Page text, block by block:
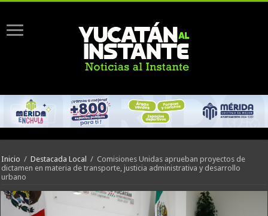
Inicio / Destacada Local / Comisiones Unidas aprueban proyectos de
dictamen en materia de transporte, justicia administrativa y desarrollo
urbano